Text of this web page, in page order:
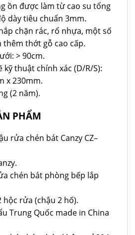
ồn được làm từ cao su tổng
dày tiêu chuẩn 3mm.
chặn rác, rổ nhựa, một số
thêm thớt gỗ cao cấp.
> 90cm.
kỹ thuật chính xác (D/R/S):
x 230mm.
(2 năm).
PHẨM
rửa chén bát Canzy CZ–
chén bát phòng bếp lắp
hộc rửa (chậu 2 hố).
Trung Quốc made in China